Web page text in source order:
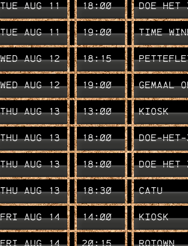
TUE AUG 11 18:00 DOE HET
TUE AUG 11 19:00 TIME
WED AUG 12 18:15
WED AUG 12 19:00 GEMAAL
THU AUG 13 13:00 KIOSK
THU AUG 13 18:00 DOE-HET-
THU AUG 13 18:00 DOE HET
THU AUG 13 18:30 CATU
FRI AUG 14 14:00 KIOSK